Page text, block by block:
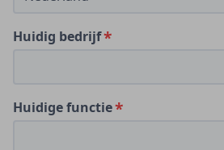
Huidig bedrijf
Huidige functie